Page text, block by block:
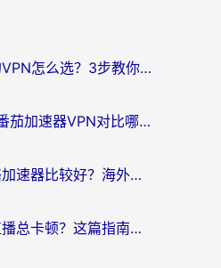
从墨西哥回国内的VPN怎么选？3步教你无缝刷剧、玩国服游戏
ChickCN VPN和番茄加速器VPN对比哪个回国效果更好？海外党亲测后的真实答案
在国外用什么网络加速器比较好？海外党亲测：从痛点到解决方案的全攻略
海外看国内电视直播总卡顿？这篇指南教你选对回国加速器，无缝追剧不发愁